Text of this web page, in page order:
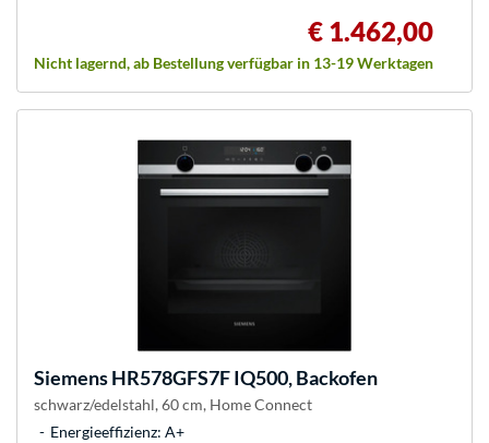
€ 1.462,00
Nicht lagernd, ab Bestellung verfügbar in 13-19 Werktagen
SiemensHR578GFS7F IQ500, Backofen
schwarz/edelstahl, 60 cm, Home Connect
Energieeffizienz: A+